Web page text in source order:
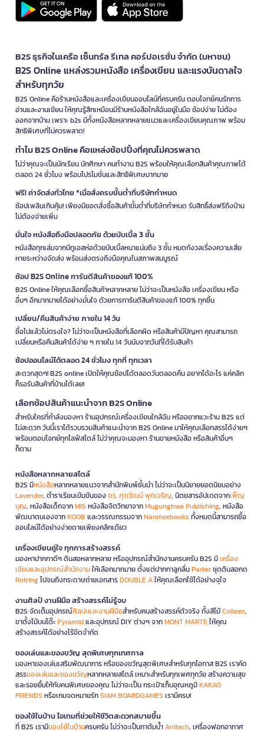
B2S ธุรกิจในเครือ เซ็นทรัล รีเทล คอร์ปอเรชั่น จำกัด (มหาชน)
B2S Online แหล่งรวมหนังสือ เครื่องเขียน และแรงบันดาลใจ
สำหรับทุกวัย
B2S Online คือร้านหนังสือและเครื่องเขียนออนไลน์ที่ครบครัน ตอบโจทย์คนรักการ
อ่านและงานเขียน ให้คุณรู้สึกเหมือนมีร้านหนังสือใกล้ฉันอยู่ในมือ ช้อปง่าย ไม่ต้อง
ออกจากบ้าน เพราะ b2s มีทั้งหนังสือหลากหลายแนวและเครื่องเขียนคุณภาพ พร้อม
สิทธิพิเศษที่ไม่ควรพลาด!
ทำไม B2S Online คือแหล่งช้อปปิ้งที่คุณไม่ควรพลาด
ไม่ว่าคุณจะเป็นนักเรียน นักศึกษา คนทำงาน B2S พร้อมให้คุณเลือกสินค้าคุณภาพได้
ตลอด 24 ชั่วโมง พร้อมโปรโมชั่นและสิทธิพิเศษมากมาย
ฟรี! ค่าจัดส่งทั่วไทย *เมื่อสั่งครบขั้นต่ำที่บริษัทกำหนด
ช้อปเพลินเกินคุ้ม! เพียงมียอดสั่งซื้อสินค้าขั้นต่ำที่บริษัทกำหนด รับสิทธิ์ส่งฟรีถึงบ้าน
ไม่ต้องจ่ายเพิ่ม
มั่นใจ หนังสือถึงมือปลอดภัย ด้วยบับเบิ้ล 3 ชั้น
หนังสือทุกเล่มจากบีทูเอสห่อด้วยบับเบิ้ลหนาแน่นถึง 3 ชั้น หมดกังวลเรื่องความเสีย
หายระหว่างจัดส่ง พร้อมส่งตรงถึงมือคุณในสภาพสมบูรณ์
ช้อป B2S Online การันตีสินค้าของแท้ 100%
B2S Online ให้คุณเลือกซื้อสินค้าหลากหลาย ไม่ว่าจะเป็นหนังสือ เครื่องเขียน หรือ
อื่นๆ อีกมากมายได้อย่างมั่นใจ ด้วยการการันตีสินค้าของแท้ 100% ทุกชิ้น
เปลี่ยน/คืนสินค้าง่าย ภายใน 14 วัน
ซื้อไปแล้วไม่ตรงใจ? ไม่ว่าจะเป็นหนังสือที่เลือกผิด หรือสินค้ามีปัญหา คุณสามารถ
เปลี่ยนหรือคืนสินค้าได้ง่าย ๆ ภายใน 14 วันนับจากวันที่ได้รับสินค้า
ช้อปออนไลน์ได้ตลอด 24 ชั่วโมง ทุกที่ ทุกเวลา
สะดวกสุดๆ! B2S online เปิดให้คุณช้อปได้ตลอดวันตลอดคืน อยากได้อะไร แค่คลิก
ก็รอรับสินค้าที่บ้านได้เลย!
เลือกช้อปสินค้าแนะนำจาก B2S Online
สำหรับใครที่กำลังมองหา ร้านอุปกรณ์เครื่องเขียนใกล้ฉัน หรืออยากแวะร้าน B2S แต่
ไม่สะดวก วันนี้เราได้รวบรวมสินค้าแนะนำจาก B2S Online มาให้คุณเลือกสรรได้ง่ายๆ
พร้อมตอบโจทย์ทุกไลฟ์สไตล์ ไม่ว่าคุณจะมองหา ร้านขายหนังสือ หรือสินค้าอื่นๆ
ก็ตาม
หนังสือหลากหลายสไตล์
B2S มีหนังสือหลากหลายแนวจากสำนักพิมพ์ชั้นนำ ไม่ว่าจะเป็นนิยายยอดนิยมอย่าง
Lavender, ตำราเรียนเข้มข้นของดร. ศุภวัฒน์ พุกเจริญ, นิตยสารอัปเดตจากเพ็ญ
บุญ, หนังสือเด็กจากMIS หนังสือจิตวิทยาจากMugunghwa Publishing, หนังสือ
พัฒนาตนเองจากKOOB และวรรณกรรมจากNanmeebooks ทั้งหมดนี้สามารถซื้อ
ออนไลน์ได้อย่างง่ายดายเพียงคลิกเดียว
เครื่องเขียนคู่ใจ ทุกการสร้างสรรค์
มองหาปากกาดีๆ ดินสอหลากหลาย หรืออุปกรณ์สำนักงานครบครัน B2S มีเครื่อง
เขียนและอุปกรณ์สำนักงานให้เลือกมากมาย ตั้งแต่ปากกาลูกลื่นParkerชุดดินสอกด
Rotringไปจนถึงกระดาษถ่ายเอกสารDOUBLE Aให้คุณเลือกใช้ได้อย่างจุใจ
งานศิลป์ งานฝีมือ สร้างสรรค์ไม่รู้จบ
B2S จัดเต็มอุปกรณ์ศิลปะและงานฝีมือสำหรับคนสร้างสรรค์ตัวจริง ทั้งสีไม้Colleen,
ขาตั้งไม้บนโต๊ะPyramidและอุปกรณ์ DIY ต่างๆ จากMONT MARTEให้คุณ
สร้างสรรค์ได้อย่างไร้ขีดจำกัด
ของเล่นและของขวัญ สุดพิเศษทุกเทศกาล
มองหาของเล่นเสริมพัฒนาการ หรือของขวัญสุดพิเศษสำหรับทุกโอกาส B2S เราคัด
สรรของเล่นและของขวัญหลากหลายสไตล์ เหมาะสำหรับทุกเพศทุกวัย สร้างความสุข
และรอยยิ้มให้กับคนพิเศษของคุณ ไม่ว่าจะเป็น กระเป๋าเก็บอุณหภูมิKAKAO
FRIENDS หรือเกมจดหมายรักSIAM BOARDGAMES เรามีครบ!
ของใช้ในบ้าน ไอเทมที่ช่วยให้ชีวิตสะดวกสบายขึ้น
ที่ B2S เรามีของใช้ในบ้านครบครัน ไม่ว่าจะเป็นกาต้มน้ำAnitech, เครื่องฟอกอากาศ